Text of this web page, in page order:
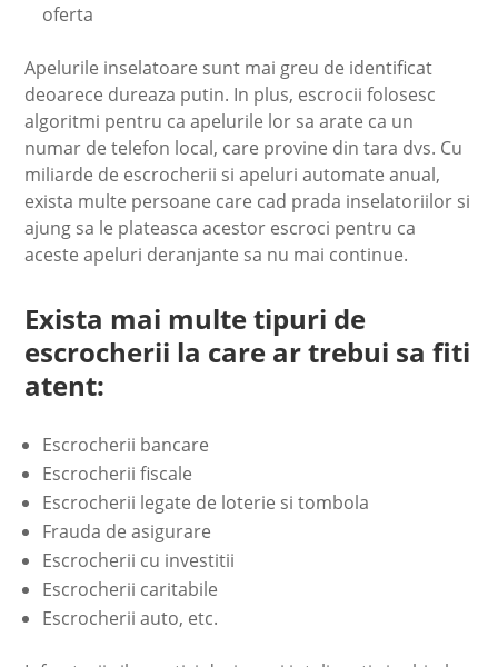
oferta
Apelurile inselatoare sunt mai greu de identificat
deoarece dureaza putin. In plus, escrocii folosesc
algoritmi pentru ca apelurile lor sa arate ca un
numar de telefon local, care provine din tara dvs. Cu
miliarde de escrocherii si apeluri automate anual,
exista multe persoane care cad prada inselatoriilor si
ajung sa le plateasca acestor escroci pentru ca
aceste apeluri deranjante sa nu mai continue.
Exista mai multe tipuri de
escrocherii la care ar trebui sa fiti
atent:
Escrocherii bancare
Escrocherii fiscale
Escrocherii legate de loterie si tombola
Frauda de asigurare
Escrocherii cu investitii
Escrocherii caritabile
Escrocherii auto, etc.